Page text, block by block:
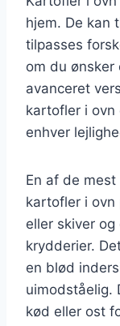
hjem. De kan
tilpasses
om du ønsker
avanceret
kartofler i ovn
enhver
En af de
kartofler i
eller skiver
krydderier.
en blød
uimodståelig.
kød eller ost